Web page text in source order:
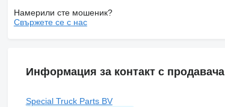
Намерили сте мошеник?
Свържете се с нас
Информация за контакт с продавача
Special Truck Parts BV